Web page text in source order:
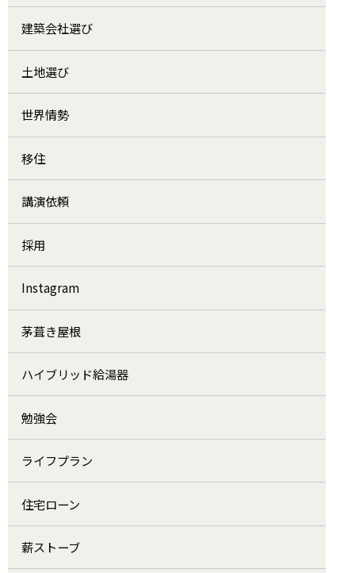
建築会社選び
土地選び
世界情勢
移住
講演依頼
採用
Instagram
茅葺き屋根
ハイブリッド給湯器
勉強会
ライフプラン
住宅ローン
薪ストーブ